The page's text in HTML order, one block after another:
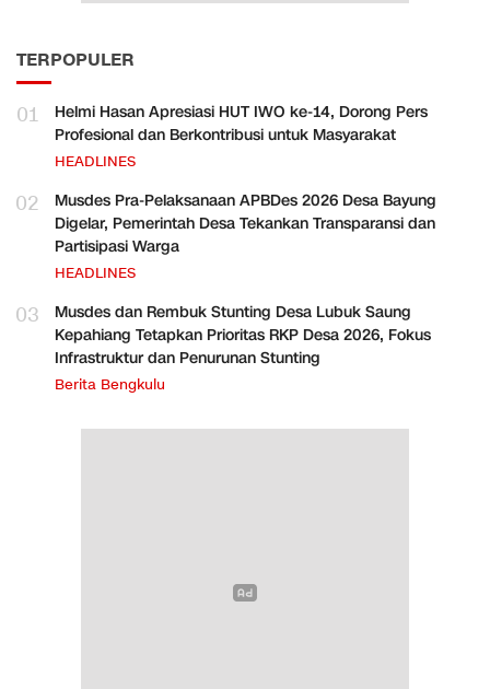
TERPOPULER
01
Helmi Hasan Apresiasi HUT IWO ke-14, Dorong Pers
Profesional dan Berkontribusi untuk Masyarakat
HEADLINES
02
Musdes Pra-Pelaksanaan APBDes 2026 Desa Bayung
Digelar, Pemerintah Desa Tekankan Transparansi dan
Partisipasi Warga
HEADLINES
03
Musdes dan Rembuk Stunting Desa Lubuk Saung
Kepahiang Tetapkan Prioritas RKP Desa 2026, Fokus
Infrastruktur dan Penurunan Stunting
Berita Bengkulu